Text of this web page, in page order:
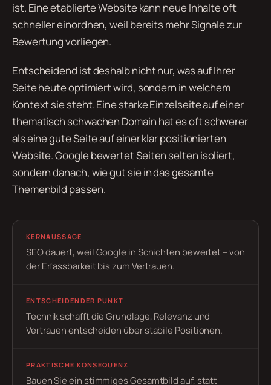
ist. Eine etablierte Website kann neue Inhalte oft
schneller einordnen, weil bereits mehr Signale zur
Bewertung vorliegen.
Entscheidend ist deshalb nicht nur, was auf Ihrer
Seite heute optimiert wird, sondern in welchem
Kontext sie steht. Eine starke Einzelseite auf einer
thematisch schwachen Domain hat es oft schwerer
als eine gute Seite auf einer klar positionierten
Website. Google bewertet Seiten selten isoliert,
sondern danach, wie gut sie in das gesamte
Themenbild passen.
KERNAUSSAGE
SEO dauert, weil Google in Schichten bewertet – von
der Erfassbarkeit bis zum Vertrauen.
ENTSCHEIDENDER PUNKT
Technik schafft die Grundlage, Relevanz und
Vertrauen entscheiden über stabile Positionen.
PRAKTISCHE KONSEQUENZ
Bauen Sie ein stimmiges Gesamtbild auf, statt